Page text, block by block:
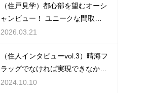
（住戸見学）都心部を望むオーシ
ャンビュー！ ユニークな間取り
で「らしく」暮らす家
2026.03.21
（住人インタビューvol.3）晴海フ
ラッグでなければ実現できなかっ
たライフスタイルに大満足
2024.10.10